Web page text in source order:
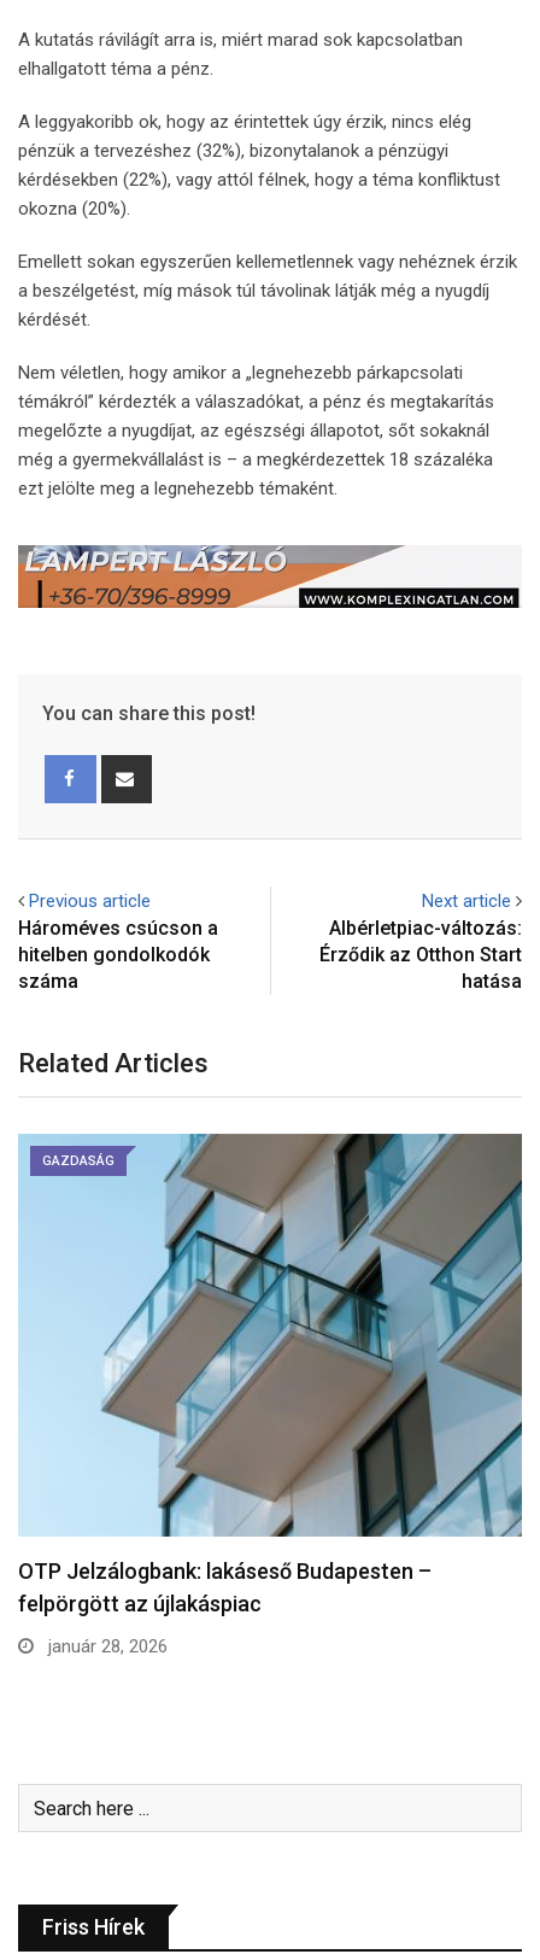
A kutatás rávilágít arra is, miért marad sok kapcsolatban
elhallgatott téma a pénz.
A leggyakoribb ok, hogy az érintettek úgy érzik, nincs elég
pénzük a tervezéshez (32%), bizonytalanok a pénzügyi
kérdésekben (22%), vagy attól félnek, hogy a téma konfliktust
okozna (20%).
Emellett sokan egyszerűen kellemetlennek vagy nehéznek érzik
a beszélgetést, míg mások túl távolinak látják még a nyugdíj
kérdését.
Nem véletlen, hogy amikor a „legnehezebb párkapcsolati
témákról” kérdezték a válaszadókat, a pénz és megtakarítás
megelőzte a nyugdíjat, az egészségi állapotot, sőt sokaknál
még a gyermekvállalást is – a megkérdezettek 18 százaléka
ezt jelölte meg a legnehezebb témaként.
You can share this post!
Previous article
Hároméves csúcson a
hitelben gondolkodók
száma
Next article
Albérletpiac-változás:
Érződik az Otthon Start
hatása
Related Articles
GAZDASÁG
OTP Jelzálogbank: lakáseső Budapesten –
felpörgött az újlakáspiac
január 28, 2026
Friss Hírek